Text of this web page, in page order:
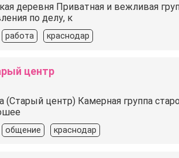
деревня Приватная и вежливая
по делу, к
работа краснодар
центр
(Старый центр) Камерная группа
общение краснодар